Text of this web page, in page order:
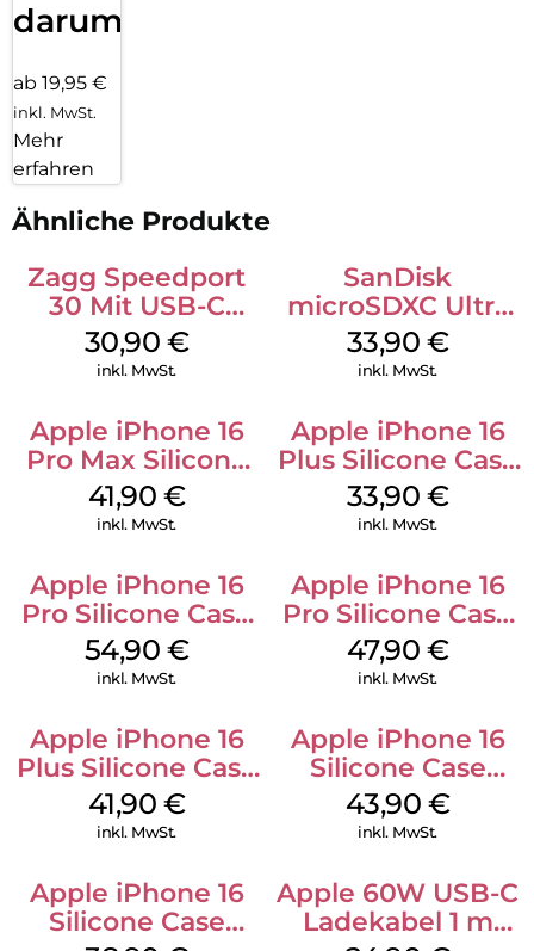
darum!
ab 19,95 €
inkl. MwSt.
Mehr
erfahren
Ähnliche Produkte
Zagg Speedport
30 Mit USB-C
Kabel Weiß
30,90 €
inkl. MwSt.
SanDisk
microSDXC Ultra
128 GB + Adapter
Mobile
33,90 €
inkl. MwSt.
Apple iPhone 16
Pro Max Silicone
Case MagSafe
Ultramarine
41,90 €
inkl. MwSt.
Apple iPhone 16
Plus Silicone Case
MagSafe Lake
Green
33,90 €
inkl. MwSt.
Apple iPhone 16
Pro Silicone Case
MagSafe Black
54,90 €
inkl. MwSt.
Apple iPhone 16
Pro Silicone Case
MagSafe Denim
47,90 €
inkl. MwSt.
Apple iPhone 16
Plus Silicone Case
MagSafe Stone
Gray
41,90 €
inkl. MwSt.
Apple iPhone 16
Silicone Case
MagSafe Plum
43,90 €
inkl. MwSt.
Apple iPhone 16
Silicone Case
Apple 60W USB-C
Ladekabel 1 m